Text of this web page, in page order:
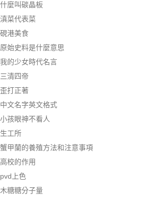
什麼叫碳晶板
滇菜代表菜
硯港美食
原始史料是什麼意思
我的少女時代名言
三清四帝
歪打正著
中文名字英文格式
小孩眼神不看人
生工所
蟹甲蘭的養殖方法和注意事項
高校的作用
pvd上色
木糖糖分子量